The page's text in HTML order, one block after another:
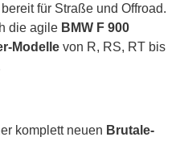
für Straße und Offroad.
die agile BMW F 900
Modelle von R, RS, RT bis
komplett neuen Brutale-